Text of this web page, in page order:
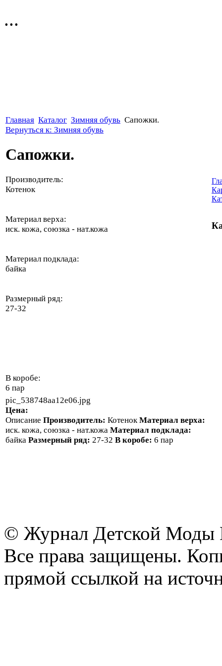
...
Главная Каталог Зимняя обувь Сапожки.
Вернуться к: Зимняя обувь
Сапожки.
Производитель:
Котенок
Материал верха:
иск. кожа, союзка - нат.кожа
Материал подклада:
байка
Размерный ряд:
27-32
В коробе:
6 пар
pic_538748aa12e06.jpg
Цена:
Описание Производитель: Котенок Материал верха:
иск. кожа, союзка - нат.кожа Материал подклада:
байка Размерный ряд: 27-32 В коробе: 6 пар
© Журнал Детской Моды
Все права защищены.
прямой ссылкой на